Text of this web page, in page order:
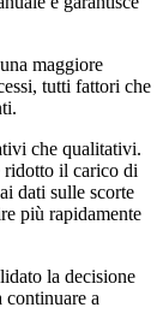
maggiore
tutti fattori che
che qualitativi.
ridotto il carico di
dati sulle scorte
più rapidamente
la decisione
continuare a